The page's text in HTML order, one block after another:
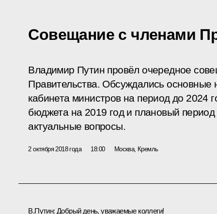
Совещание с членами
Владимир Путин провёл очередное
Правительства. Обсуждались основные
кабинета министров на период до 2024
бюджета на 2019 год и плановый
актуальные вопросы.
2 октября 2018 года 18:00 Москва, Кремль
В.Путин: Добрый день, уважаемые коллеги!